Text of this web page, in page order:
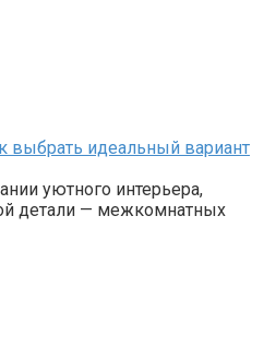
идеальный вариант
уютного интерьера,
детали — межкомнатных